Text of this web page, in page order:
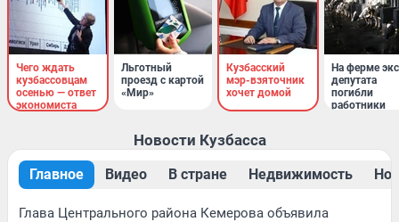
Чего ждать
кузбассовцам
осенью — ответ
экономиста
Льготный
проезд с картой
«Мир»
Кузбасский
мэр-взяточник
хочет домой
На ферме
депутата
погибли
работники
Новости Кузбасса
Главное Видео В стране Недвижимость
Глава Центрального района Кемерова объявила